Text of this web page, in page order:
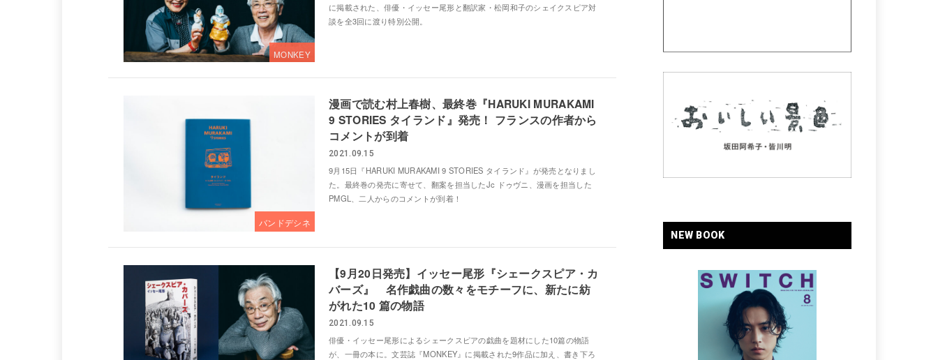
MONKEY
に掲載された、俳優・イッセー尾形と翻訳家・松岡和子のシェイクスピア対
談を全3回に渡り特別公開。
バンドデシネ
漫画で読む村上春樹、最終巻『HARUKI MURAKAMI
9 STORIES タイランド』発売！ フランスの作者から
コメントが到着
2021.09.15
9月15日『HARUKI MURAKAMI 9 STORIES タイランド』が発売となりまし
た。最終巻の発売に寄せて、翻案を担当したJc ドゥヴニ、漫画を担当した
PMGL、二人からのコメントが到着！
【9月20日発売】イッセー尾形『シェークスピア・カ
バーズ』 名作戯曲の数々をモチーフに、新たに紡
がれた10 篇の物語
2021.09.15
俳優・イッセー尾形によるシェークスピアの戯曲を題材にした10篇の物語
が、一冊の本に。文芸誌『MONKEY』に掲載された9作品に加え、書き下ろ
NEW BOOK